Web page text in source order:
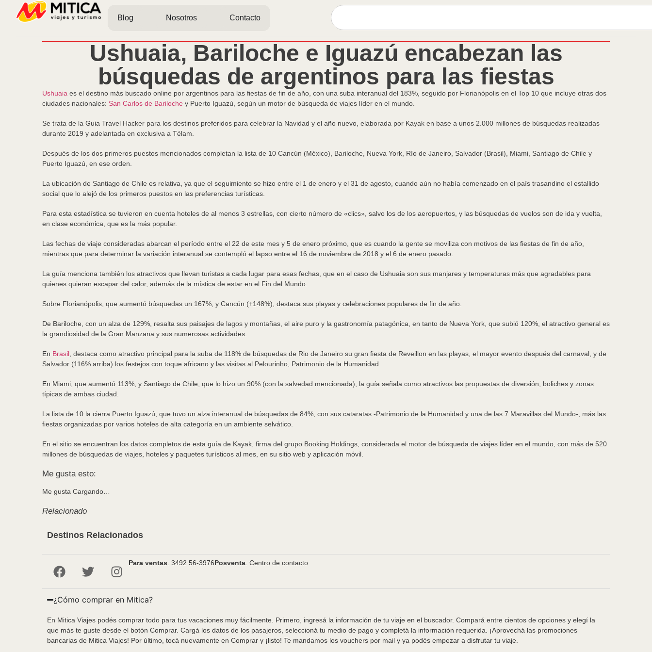
Blog Nosotros Contacto
Ushuaia, Bariloche e Iguazú encabezan las
búsquedas de argentinos para las fiestas
Ushuaia es el destino más buscado online por argentinos para las fiestas de fin de año, con una suba interanual del 183%, seguido por Florianópolis en el Top 10 que incluye otras dos
ciudades nacionales: San Carlos de Bariloche y Puerto Iguazú, según un motor de búsqueda de viajes líder en el mundo.
Se trata de la Guia Travel Hacker para los destinos preferidos para celebrar la Navidad y el año nuevo, elaborada por Kayak en base a unos 2.000 millones de búsquedas realizadas
durante 2019 y adelantada en exclusiva a Télam.
Después de los dos primeros puestos mencionados completan la lista de 10 Cancún (México), Bariloche, Nueva York, Río de Janeiro, Salvador (Brasil), Miami, Santiago de Chile y
Puerto Iguazú, en ese orden.
La ubicación de Santiago de Chile es relativa, ya que el seguimiento se hizo entre el 1 de enero y el 31 de agosto, cuando aún no había comenzado en el país trasandino el estallido
social que lo alejó de los primeros puestos en las preferencias turísticas.
Para esta estadística se tuvieron en cuenta hoteles de al menos 3 estrellas, con cierto número de «clics», salvo los de los aeropuertos, y las búsquedas de vuelos son de ida y vuelta,
en clase económica, que es la más popular.
Las fechas de viaje consideradas abarcan el período entre el 22 de este mes y 5 de enero próximo, que es cuando la gente se moviliza con motivos de las fiestas de fin de año,
mientras que para determinar la variación interanual se contempló el lapso entre el 16 de noviembre de 2018 y el 6 de enero pasado.
La guía menciona también los atractivos que llevan turistas a cada lugar para esas fechas, que en el caso de Ushuaia son sus manjares y temperaturas más que agradables para
quienes quieran escapar del calor, además de la mística de estar en el Fin del Mundo.
Sobre Florianópolis, que aumentó búsquedas un 167%, y Cancún (+148%), destaca sus playas y celebraciones populares de fin de año.
De Bariloche, con un alza de 129%, resalta sus paisajes de lagos y montañas, el aire puro y la gastronomía patagónica, en tanto de Nueva York, que subió 120%, el atractivo general es
la grandiosidad de la Gran Manzana y sus numerosas actividades.
En Brasil , destaca como atractivo principal para la suba de 118% de búsquedas de Rio de Janeiro su gran fiesta de Reveillon en las playas, el mayor evento después del carnaval, y de
Salvador (116% arriba) los festejos con toque africano y las visitas al Pelourinho, Patrimonio de la Humanidad.
En Miami, que aumentó 113%, y Santiago de Chile, que lo hizo un 90% (con la salvedad mencionada), la guía señala como atractivos las propuestas de diversión, boliches y zonas
típicas de ambas ciudad.
La lista de 10 la cierra Puerto Iguazú, que tuvo un alza interanual de búsquedas de 84%, con sus cataratas -Patrimonio de la Humanidad y una de las 7 Maravillas del Mundo-, más las
fiestas organizadas por varios hoteles de alta categoría en un ambiente selvático.
En el sitio se encuentran los datos completos de esta guía de Kayak, firma del grupo Booking Holdings, considerada el motor de búsqueda de viajes líder en el mundo, con más de 520
millones de búsquedas de viajes, hoteles y paquetes turísticos al mes, en su sitio web y aplicación móvil.
Me gusta esto:
Me gusta Cargando…
Relacionado
Destinos Relacionados
Para ventas: 3492 56-3976Posventa: Centro de contacto
¿Cómo comprar en Mitica?
En Mitica Viajes podés comprar todo para tus vacaciones muy fácilmente. Primero, ingresá la información de tu viaje en el buscador. Compará entre cientos de opciones y elegí la
que más te guste desde el botón Comprar. Cargá los datos de los pasajeros, seleccioná tu medio de pago y completá la información requerida. ¡Aprovechá las promociones
bancarias de Mitica Viajes! Por último, tocá nuevamente en Comprar y ¡listo! Te mandamos los vouchers por mail y ya podés empezar a disfrutar tu viaje.